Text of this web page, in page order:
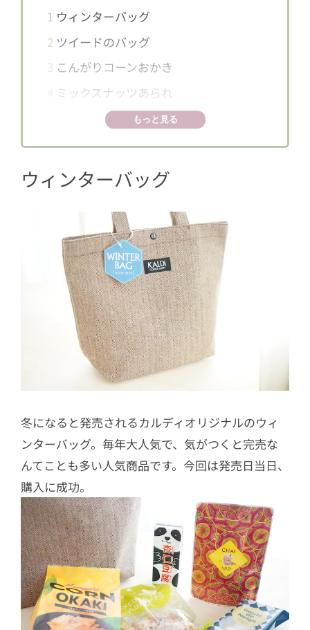
1 ウィンターバッグ
2 ツイードのバッグ
3 こんがりコーンおかき
ミックスナッツあられ
インスタントチャイ
6ブールドネージュ
パンダ杏仁豆腐ミニ
もっと見る
ウィンターバッグ
冬になると発売されるカルディオリジナルのウィ
ンターバッグ。毎年大人気で、気がつくと完売な
んてことも多い人気商品です。今回は発売日当日、
購入に成功。